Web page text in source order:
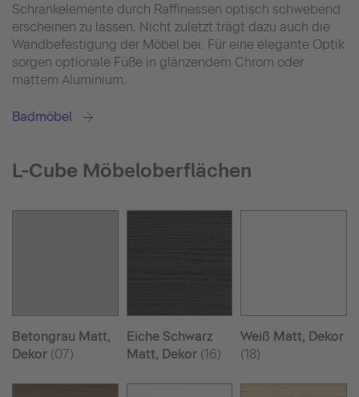
Schrankelemente durch Raffinessen optisch schwebend
erscheinen zu lassen. Nicht zuletzt trägt dazu auch die
Wandbefestigung der Möbel bei. Für eine elegante Optik
sorgen optionale Füße in glänzendem Chrom oder
mattem Aluminium.
Badmöbel
L-Cube Möbeloberflächen
Betongrau Matt,
Dekor (07)
Eiche Schwarz
Matt, Dekor(16)
Weiß Matt, Dekor
(18)